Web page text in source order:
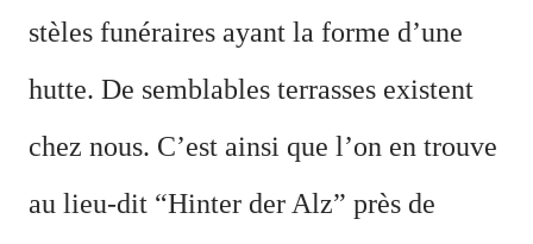
stèles funéraires ayant la forme d’une
hutte. De semblables terrasses existent
chez nous. C’est ainsi que l’on en trouve
au lieu-dit “Hinter der Alz” près de